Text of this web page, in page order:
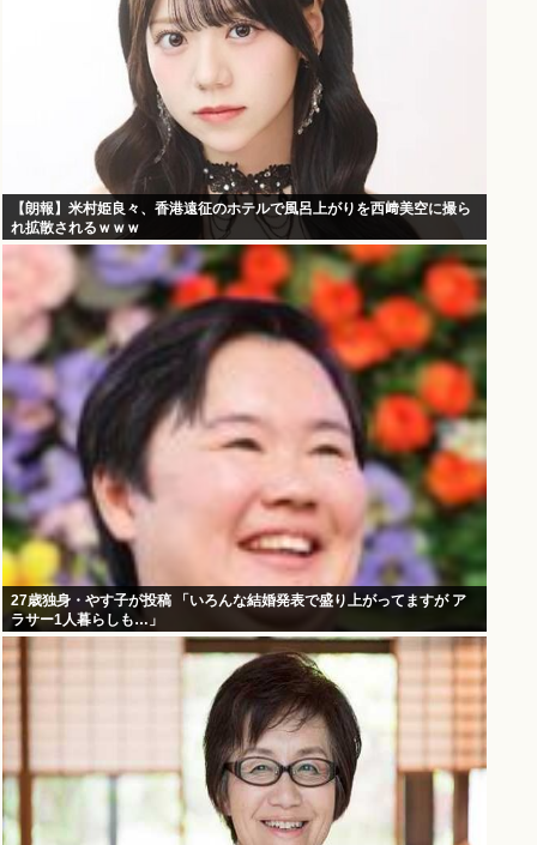
【朗報】米村姫良々、香港遠征のホテルで風呂上がりを西﨑美空に撮ら
れ拡散されるｗｗｗ
27歳独身・やす子が投稿 「いろんな結婚発表で盛り上がってますが ア
ラサー1人暮らしも…」